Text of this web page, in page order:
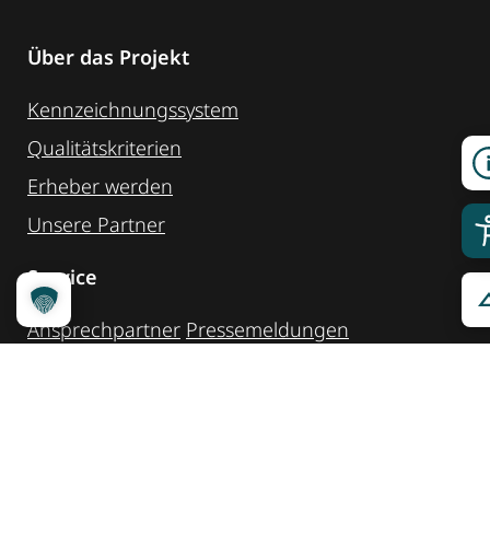
Über das Projekt
Kennzeichnungssystem
Qualitätskriterien
Erheber werden
Unsere Partner
Service
Ansprechpartner Pressemeldungen